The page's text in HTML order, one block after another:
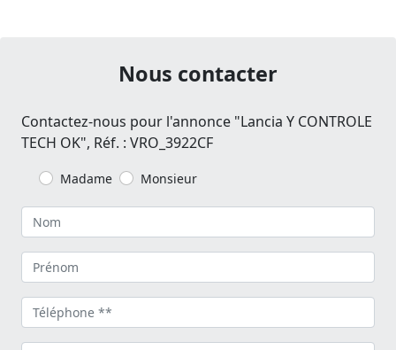
Nous contacter
Contactez-nous pour l'annonce "Lancia Y CONTROLE
TECH OK", Réf. : VRO_3922CF
Madame Monsieur